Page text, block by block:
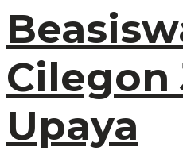
Cilegon
Upaya